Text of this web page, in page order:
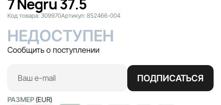
7 Negru 37.5
Код товара: 309970Артикул: 852466-004
НЕДОСТУПЕН
Сообщить о поступлении
ПОДПИСАТЬСЯ
РАЗМЕР (EUR)